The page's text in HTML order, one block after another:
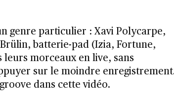
genre particulier : Xavi Polycarpe,
batterie-pad (Izia, Fortune,
leurs morceaux en live, sans
sur le moindre
dans cette vidéo.